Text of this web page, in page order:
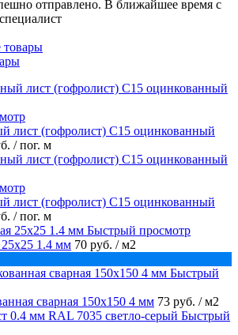
отправлено. В ближайшее время с
лист (гофролист) С15 оцинкованный
/ пог. м
лист (гофролист) С15 оцинкованный
/ пог. м
Быстрый просмотр
25х25 1.4 мм 70 руб. / м2
Быстрый
сварная 150х150 4 мм 73 руб. / м2
Быстрый